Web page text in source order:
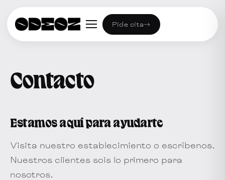
Pide cita→
Contacto
Estamos aquí para ayudarte
Visita nuestro establecimiento o escríbenos.
Nuestros clientes sois lo primero para
nosotros.